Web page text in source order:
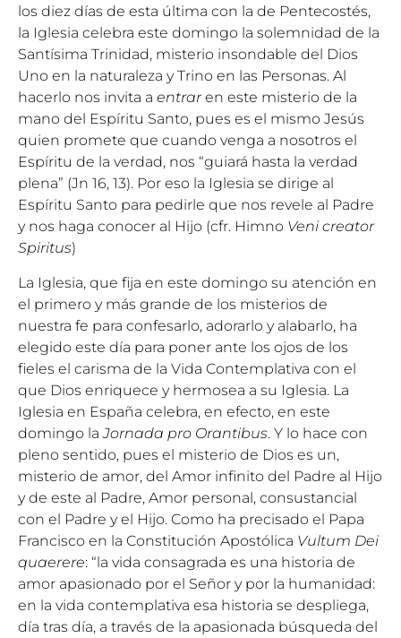
los diez días de esta última con la de Pentecostés,
la Iglesia celebra este domingo la solemnidad de la
Santísima Trinidad, misterio insondable del Dios
Uno en la naturaleza y Trino en las Personas. Al
hacerlo nos invita a entraren este misterio de la
mano del Espíritu Santo, pues es el mismo Jesús
quien promete que cuando venga a nosotros el
Espíritu de la verdad, nos “guiará hasta la verdad
plena” (Jn 16, 13). Por eso la Iglesia se dirige al
Espíritu Santo para pedirle que nos revele al Padre
y nos haga conocer al Hijo (cfr. Himno Veni creator
Spiritus)
La Iglesia, que fija en este domingo su atención en
el primero y más grande de los misterios de
nuestra fe para confesarlo, adorarlo y alabarlo, ha
elegido este día para poner ante los ojos de los
fieles el carisma de la Vida Contemplativa con el
que Dios enriquece y hermosea a su Iglesia. La
Iglesia en España celebra, en efecto, en este
domingo laJornada pro Orantibus. Y lo hace con
pleno sentido, pues el misterio de Dios es un,
misterio de amor, del Amor infinito del Padre al Hijo
y de este al Padre, Amor personal, consustancial
con el Padre y el Hijo. Como ha precisado el Papa
Francisco en la Constitución Apostólica Vultum Dei
quaerere: “la vida consagrada es una historia de
amor apasionado por el Señor y por la humanidad:
en la vida contemplativa esa historia se despliega,
día tras día, a través de la apasionada búsqueda del